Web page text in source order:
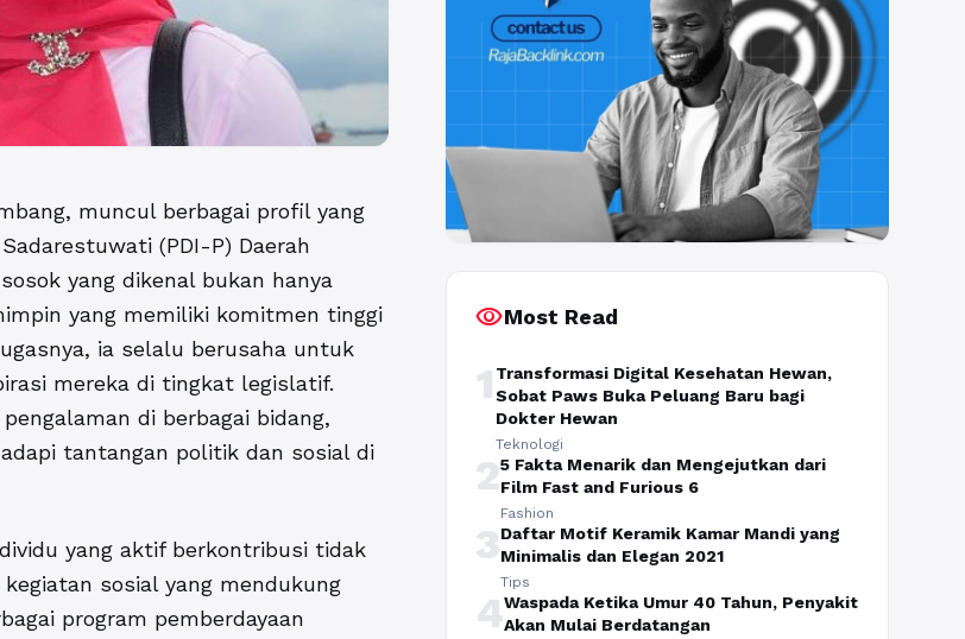
muncul berbagai profil yang
(PDI-P) Daerah
yang dikenal bukan hanya
yang memiliki komitmen tinggi
ia selalu berusaha untuk
mereka di tingkat legislatif.
di berbagai bidang,
tantangan politik dan sosial di
yang aktif berkontribusi tidak
sosial yang mendukung
program pemberdayaan
visibilityMost Read
1 Transformasi Digital Kesehatan Hewan,
Sobat Paws Buka Peluang Baru bagi
Dokter Hewan
Teknologi
25 Fakta Menarik dan Mengejutkan dari
Film Fast and Furious 6
Fashion
3Daftar Motif Keramik Kamar Mandi yang
Minimalis dan Elegan 2021
Tips
4Waspada Ketika Umur 40 Tahun, Penyakit
Akan Mulai Berdatangan